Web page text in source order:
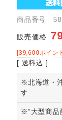
商品番号
販売価格
[39,600ポイン
[ 送料込 ]
※北海道・
す
※”大型商品